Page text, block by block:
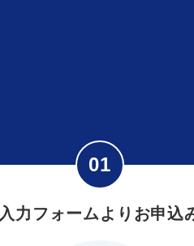
入力フォームよりお申込